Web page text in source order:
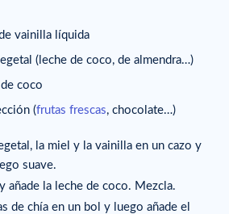
vainilla líquida
(leche de coco, de almendra…)
coco
(frutas frescas, chocolate…)
la miel y la vainilla en un cazo y
suave.
añade la leche de coco. Mezcla.
de chía en un bol y luego añade el